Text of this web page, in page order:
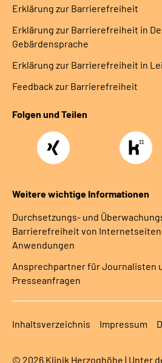
Erklärung zur Barrierefreiheit
Erklärung zur Barrierefreiheit in
Gebärdensprache
Erklärung zur Barrierefreiheit in
Feedback zur Barrierefreiheit
Folgen und Teilen
Xing
https://
nordbayern6
Weitere wichtige Informationen
Durchsetzungs- und
Barrierefreiheit von Internetseiten
Anwendungen
Ansprechpartner für Journalisten
Presseanfragen
Inhaltsverzeichnis Impressum
© 2026 Klinik Herzoghöhe | Unter